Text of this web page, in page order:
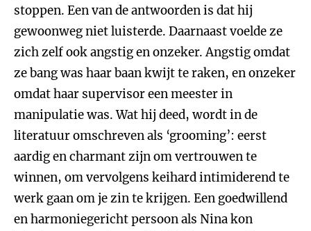
stoppen. Een van de antwoorden is dat hij
gewoonweg niet luisterde. Daarnaast voelde ze
zich zelf ook angstig en onzeker. Angstig omdat
ze bang was haar baan kwijt te raken, en onzeker
omdat haar supervisor een meester in
manipulatie was. Wat hij deed, wordt in de
literatuur omschreven als ‘grooming’: eerst
aardig en charmant zijn om vertrouwen te
winnen, om vervolgens keihard intimiderend te
werk gaan om je zin te krijgen. Een goedwillend
en harmoniegericht persoon als Nina kon